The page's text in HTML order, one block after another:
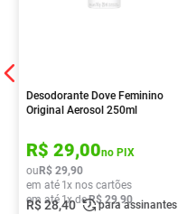
Desodorante Dove Feminino
Original Aerosol 250ml
R$ 29,00no PIX
ou R$ 29,90
em até 1x nos cartões
em até 1x deR$ 29,90
R$28,40 para assinantes